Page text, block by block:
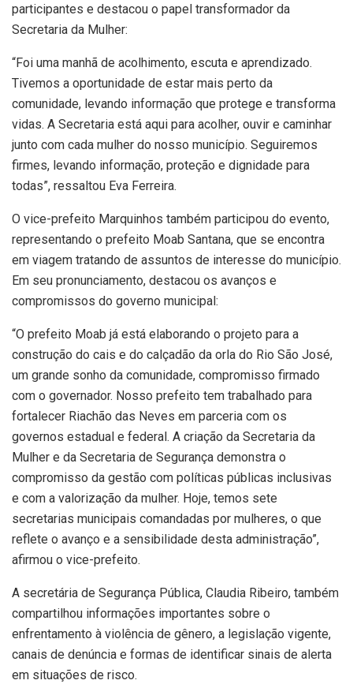
participantes e destacou o papel transformador da
Secretaria da Mulher:
“Foi uma manhã de acolhimento, escuta e aprendizado.
Tivemos a oportunidade de estar mais perto da
comunidade, levando informação que protege e transforma
vidas. A Secretaria está aqui para acolher, ouvir e caminhar
junto com cada mulher do nosso município. Seguiremos
firmes, levando informação, proteção e dignidade para
todas”, ressaltou Eva Ferreira.
O vice-prefeito Marquinhos também participou do evento,
representando o prefeito Moab Santana, que se encontra
em viagem tratando de assuntos de interesse do município.
Em seu pronunciamento, destacou os avanços e
compromissos do governo municipal:
“O prefeito Moab já está elaborando o projeto para a
construção do cais e do calçadão da orla do Rio São José,
um grande sonho da comunidade, compromisso firmado
com o governador. Nosso prefeito tem trabalhado para
fortalecer Riachão das Neves em parceria com os
governos estadual e federal. A criação da Secretaria da
Mulher e da Secretaria de Segurança demonstra o
compromisso da gestão com políticas públicas inclusivas
e com a valorização da mulher. Hoje, temos sete
secretarias municipais comandadas por mulheres, o que
reflete o avanço e a sensibilidade desta administração”,
afirmou o vice-prefeito.
A secretária de Segurança Pública, Claudia Ribeiro, também
compartilhou informações importantes sobre o
enfrentamento à violência de gênero, a legislação vigente,
canais de denúncia e formas de identificar sinais de alerta
em situações de risco.